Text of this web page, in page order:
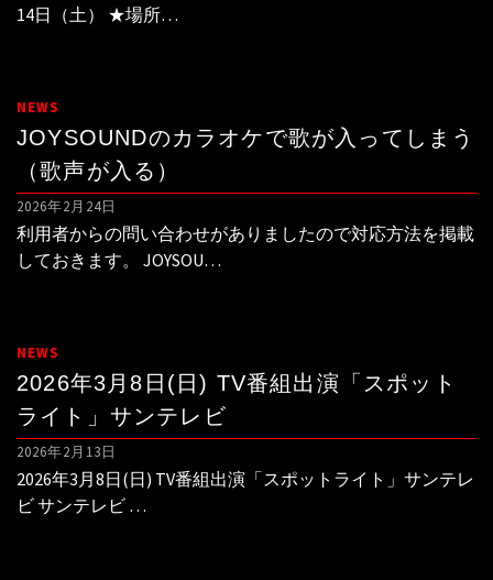
14日（土） ★場所…
NEWS
JOYSOUNDのカラオケで歌が入ってしまう
（歌声が入る）
2026年2月24日
利用者からの問い合わせがありましたので対応方法を掲載
しておきます。 JOYSOU…
NEWS
2026年3月8日(日) TV番組出演「スポット
ライト」サンテレビ
2026年2月13日
2026年3月8日(日) TV番組出演「スポットライト」サンテレ
ビ サンテレビ …